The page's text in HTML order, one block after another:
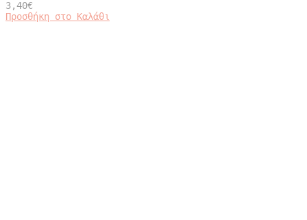
3,40€
Προσθήκη στο Καλάθι